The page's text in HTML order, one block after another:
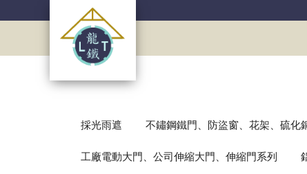
採光雨遮 不鏽鋼鐵門、防盜窗、花架、硫化
工廠電動大門、公司伸縮大門、伸縮門系列